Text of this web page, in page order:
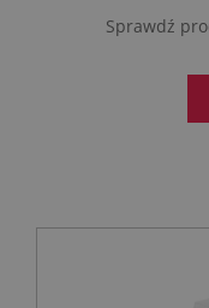
Sprawdź